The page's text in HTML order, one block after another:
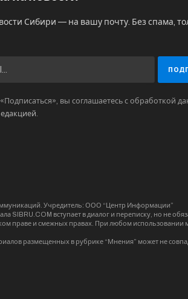
Сибири — на вашу почту. Без спама,
вы соглашаетесь с обработкой
.
Учредитель: ООО “Центр Информации”
SIBRU.COM вступает в диалог и переписку, но не
праве и смежных правах. При любом использовании
размещенных в рубрике “Мнения” может не